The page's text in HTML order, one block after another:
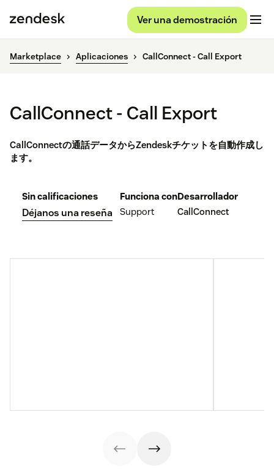
Ver una demostración
Marketplace Aplicaciones CallConnect - Call Export
CallConnect - Call Export
CallConnectの通話データからZendeskチケットを自動作成し
ます。
Sin calificaciones
Déjanos una reseña
Funciona con
Support
Desarrollador
CallConnect